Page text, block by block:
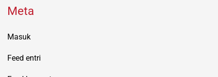
Meta
Masuk
Feed entri